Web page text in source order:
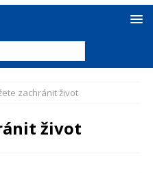
zachránit život
život